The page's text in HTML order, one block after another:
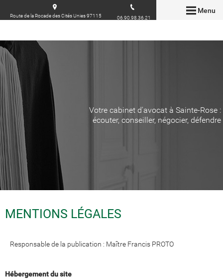
Menu
Route de la Rocade des Cités Unies 97115
06.90.98.36.21
Votre cabinet d'avocat à Sainte-Rose :
écouter, conseiller, négocier, défendre
MENTIONS LÉGALES
Responsable de la publication : Maître Francis PROTO
Hébergement du site